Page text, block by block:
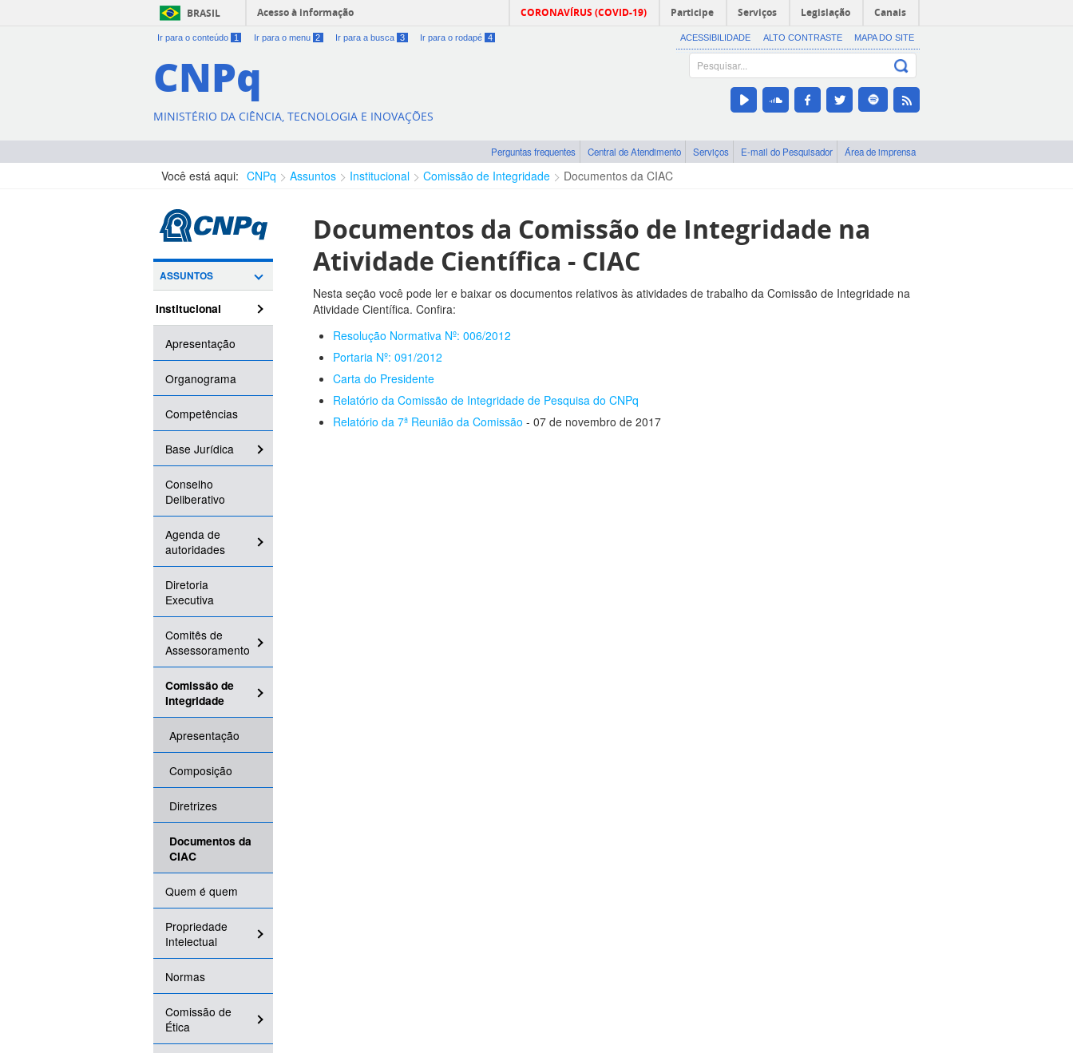
BRASIL Acesso à informação CORONAVÍRUS (COVID-19) Participe Serviços Legislação Canais
Ir para o conteúdo 1 Ir para o menu 2 Ir para a busca 3 Ir para o rodapé 4 ACESSIBILIDADE ALTO CONTRASTE MAPA DO SITE
CNPq
MINISTÉRIO DA CIÊNCIA, TECNOLOGIA E INOVAÇÕES
Perguntas frequentes Central de Atendimento Serviços E-mail do Pesquisador Área de imprensa
Você está aqui: CNPq Assuntos Institucional Comissão de Integridade Documentos da CIAC
ASSUNTOS
Institucional
Apresentação
Organograma
Competências
Base Jurídica
Conselho
Deliberativo
Agenda de
autoridades
Diretoria
Executiva
Comitês de
Assessoramento
Comissão de
Integridade
Apresentação
Composição
Diretrizes
Documentos da
CIAC
Quem é quem
Propriedade
Intelectual
Normas
Comissão de
Ética
Documentos da Comissão de Integridade na
Atividade Científica - CIAC
Nesta seção você pode ler e baixar os documentos relativos às atividades de trabalho da Comissão de Integridade na
Atividade Científica. Confira:
Resolução Normativa Nº: 006/2012
Portaria Nº: 091/2012
Carta do Presidente
Relatório da Comissão de Integridade de Pesquisa do CNPq
Relatório da 7ª Reunião da Comissão - 07 de novembro de 2017